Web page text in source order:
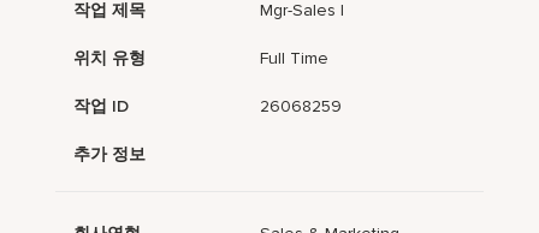
작업 제목 Mgr-Sales I
위치 유형 Full Time
작업 ID 26068259
추가 정보